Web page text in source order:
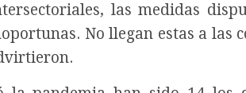
las medidas
No llegan estas a las